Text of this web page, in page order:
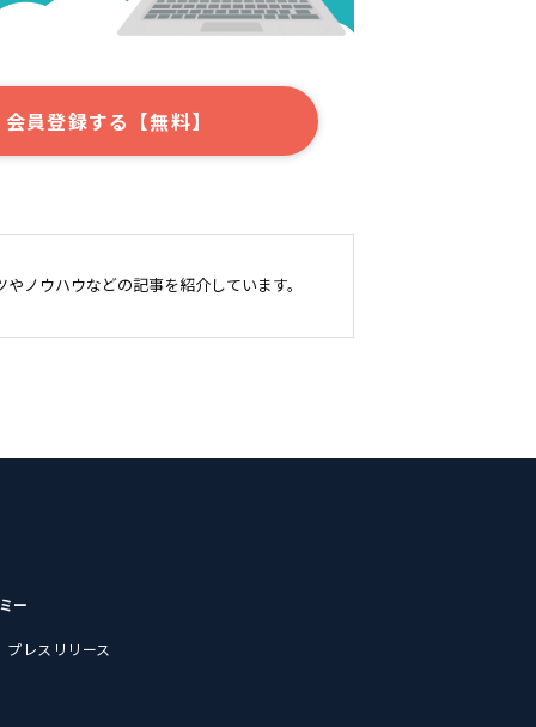
会員登録する【無料】
ノウハウなどの記事を紹介しています。
ー
プレスリリース